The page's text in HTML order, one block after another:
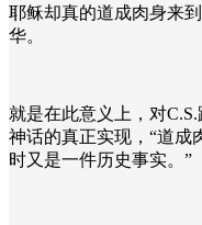
耶稣却真的道成肉身来
华。
就是在此意义上，对
神话的真正实现，“道成
时又是一件历史事实。”